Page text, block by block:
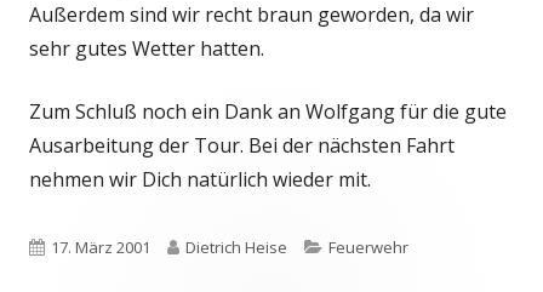
Außerdem sind wir recht braun geworden, da wir
sehr gutes Wetter hatten.
Zum Schluß noch ein Dank an Wolfgang für die gute
Ausarbeitung der Tour. Bei der nächsten Fahrt
nehmen wir Dich natürlich wieder mit.
Veröffentlicht
17. März 2001 Autor
Dietrich Heise Kategorien
Feuerwehr